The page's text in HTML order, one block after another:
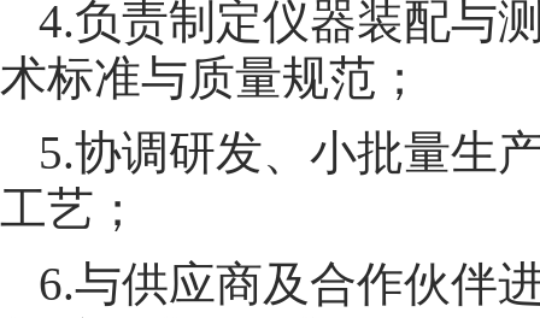
4.负责制定仪器装配与
术标准与质量规范；
5.协调研发、小批量生
工艺；
6.与供应商及合作伙伴